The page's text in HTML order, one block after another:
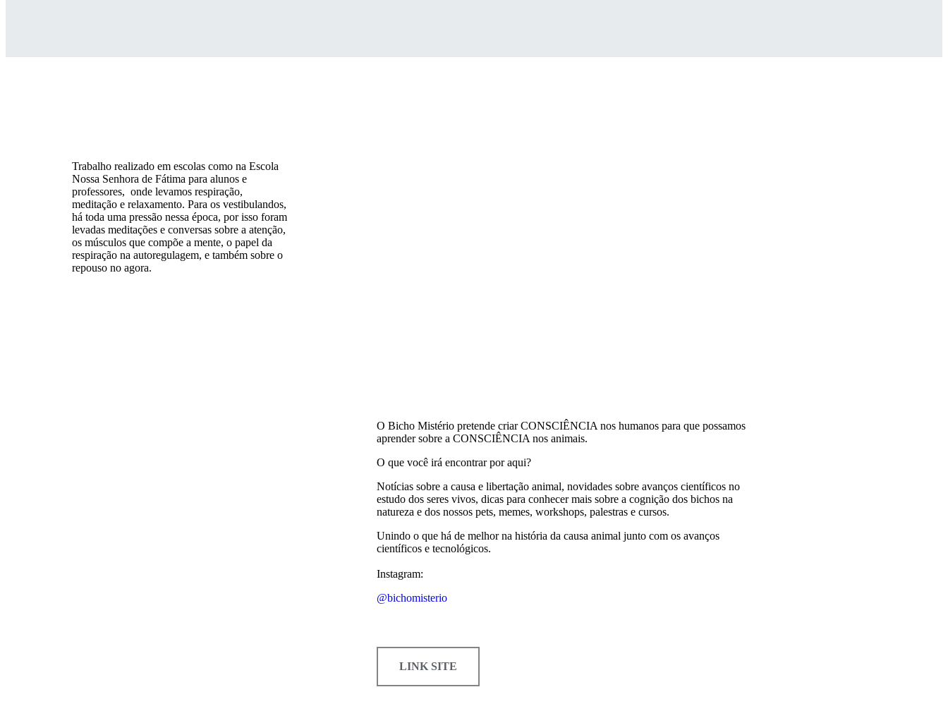
Trabalho realizado em escolas como na Escola
Nossa Senhora de Fátima para alunos e
professores, onde levamos respiração,
meditação e relaxamento. Para os vestibulandos,
há toda uma pressão nessa época, por isso foram
levadas meditações e conversas sobre a atenção,
os músculos que compõe a mente, o papel da
respiração na autoregulagem, e também sobre o
repouso no agora.
O Bicho Mistério pretende criar CONSCIÊNCIA nos humanos para que possamos
aprender sobre a CONSCIÊNCIA nos animais.
O que você irá encontrar por aqui?
Notícias sobre a causa e libertação animal, novidades sobre avanços científicos no
estudo dos seres vivos, dicas para conhecer mais sobre a cognição dos bichos na
natureza e dos nossos pets, memes, workshops, palestras e cursos.
Unindo o que há de melhor na história da causa animal junto com os avanços
científicos e tecnológicos.
Instagram:
@bichomisterio
LINK SITE